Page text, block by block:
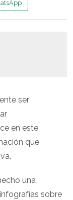
ser
en este
que
una
sobre